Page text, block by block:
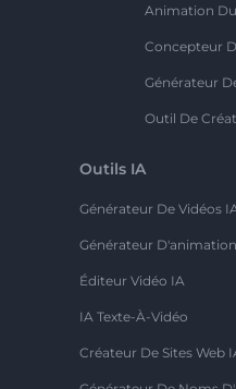
Animation
Concepteur
Générateur
Outil De
Outils IA
Générateur De Vidéos
Générateur
Éditeur Vidéo IA
IA Texte-À-Vidéo
Créateur De Sites Web